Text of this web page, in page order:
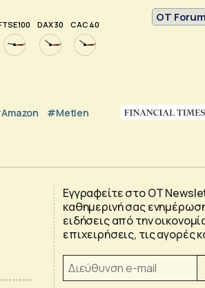
100 DAX 30 CAC 40
OT Forum
#Metlen
Εγγραφείτε στο OT
καθημερινή σας
ειδήσεις από την
επιχειρήσεις, τις αγορές